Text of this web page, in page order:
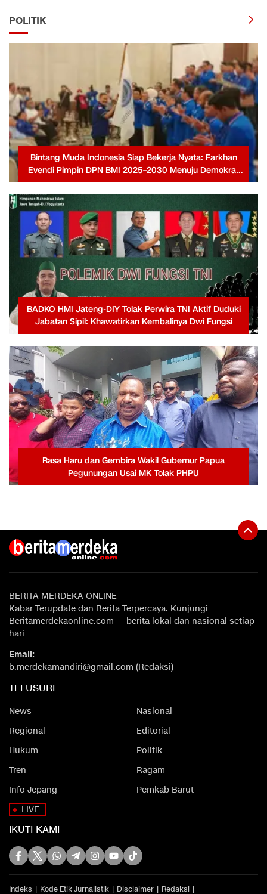
POLITIK
Bintang Muda Indonesia Siap Bekerja Nyata: Farkhan
Evendi Pimpin DPN BMI 2025–2030 Menuju Demokrat
Berjaya Kembali
BADKO HMI Jateng-DIY Tolak Perwira TNI Aktif Duduki
Jabatan Sipil: Khawatirkan Kembalinya Dwi Fungsi
Rasa Haru dan Gembira Wakil Gubernur Papua
Pegunungan Usai MK Tolak PHPU
BERITA MERDEKA ONLINE
Kabar Terupdate dan Berita Terpercaya. Kunjungi
Beritamerdekaonline.com — berita lokal dan nasional setiap
hari
Email:
b.merdekamandiri@gmail.com (Redaksi)
TELUSURI
News
Nasional
Regional
Editorial
Hukum
Politik
Tren
Ragam
Info Jepang
Pemkab Barut
LIVE
IKUTI KAMI
Indeks Kode Etik Jurnalistik Disclaimer Redaksi